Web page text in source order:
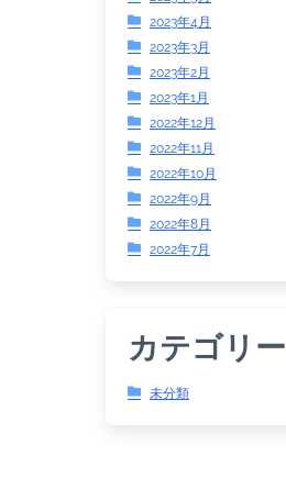
2023年4月
2023年3月
2023年2月
2023年1月
2022年12月
2022年11月
2022年10月
2022年9月
2022年8月
2022年7月
カテゴリー
未分類